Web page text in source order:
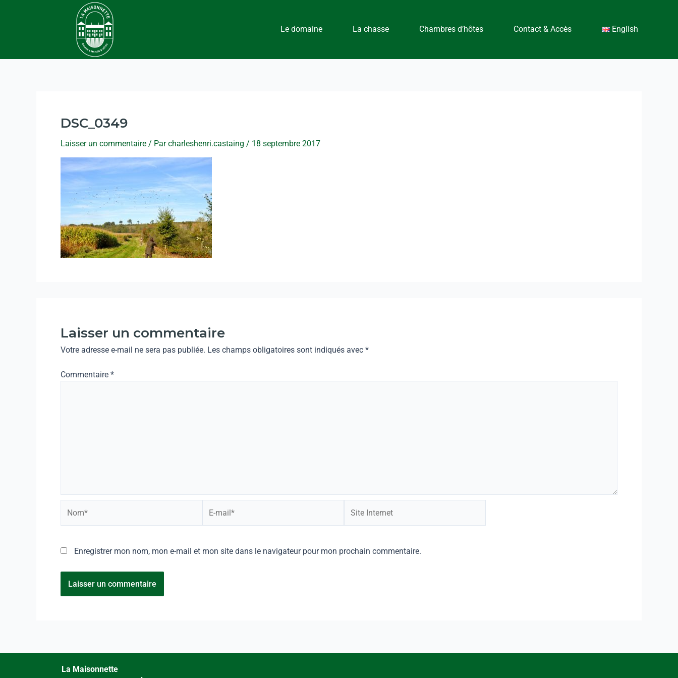
Le domaine La chasse Chambres d’hôtes Contact & Accès English
DSC_0349
Laisser un commentaire / Parcharleshenri.castaing / 18 septembre 2017
Laisser un commentaire
Votre adresse e-mail ne sera pas publiée. Les champs obligatoires sont indiqués avec *
Commentaire *
Enregistrer mon nom, mon e-mail et mon site dans le navigateur pour mon prochain commentaire.
La Maisonnette